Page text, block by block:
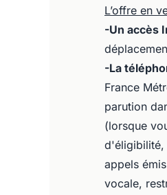
L’offre en
-Un accès
-La
France
parution
(lorsque
d'éligibilité,
appels
vocale,